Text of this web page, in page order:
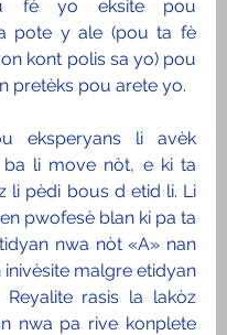
fè yo eksite pou
pote y ale (pou ta fè
kont polis sa yo) pou
pretèks pou arete yo.
eksperyans li avèk
ba li move nòt, e ki ta
li pèdi bous d etid li. Li
pwofesè blan ki pa ta
nwa nòt «A» nan
inivèsite malgre etidyan
rasis la lakòz
nwa pa rive konplete